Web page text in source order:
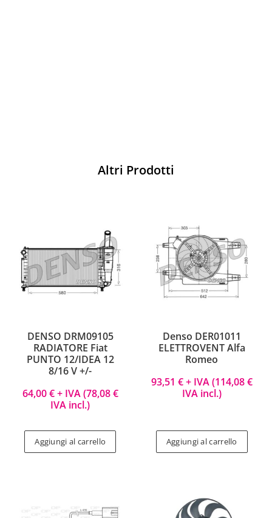
Altri Prodotti
DENSO DRM09105
RADIATORE Fiat
PUNTO 12/IDEA 12
8/16 V +/-
64,00€+ IVA (78,08€
IVA incl.)
Aggiungi al carrello
Denso DER01011
ELETTROVENT Alfa
Romeo
93,51 €+ IVA (114,08€
IVA incl.)
Aggiungi al carrello